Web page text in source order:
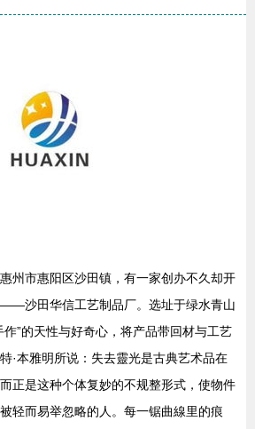
州市惠阳区沙田镇，有一家创办不久却开
沙田华信工艺制品厂。选址于绿水青山
作”的天性与好奇心，将产品带回材与工艺
·本雅明所说：失去靈光是古典艺术品在
正是这种个体复妙的不规整形式，使物件
轻而易举忽略的人。每一锯曲線里的痕